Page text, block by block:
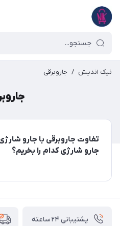
نیک اندیش / جاروبرقی
تفاوت جاروبرقی با جارو
جارو شارژی کدام را بخریم؟
پشتیبانی ۲۴ ساعته